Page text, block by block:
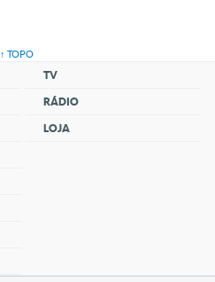
↑ TOPO
TV
RÁDIO
LOJA